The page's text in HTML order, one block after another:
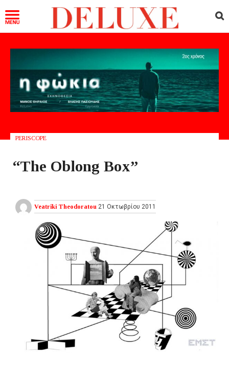
PERISCOPE
“The Oblong Box”
Veatriki Theodoratou 21 Οκτωβρίου 2011